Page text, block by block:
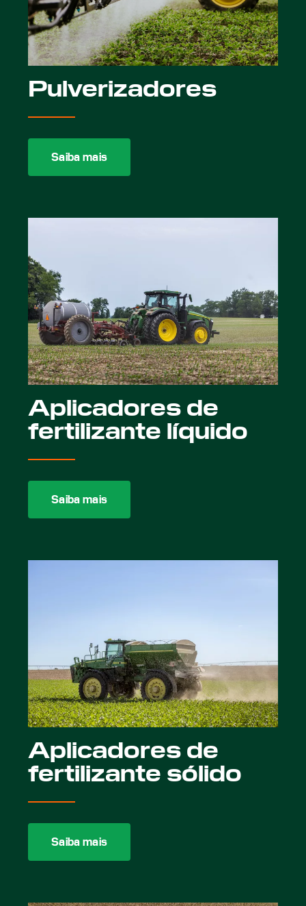
Pulverizadores
Saiba mais
Aplicadores de
fertilizante líquido
Saiba mais
Aplicadores de
fertilizante sólido
Saiba mais